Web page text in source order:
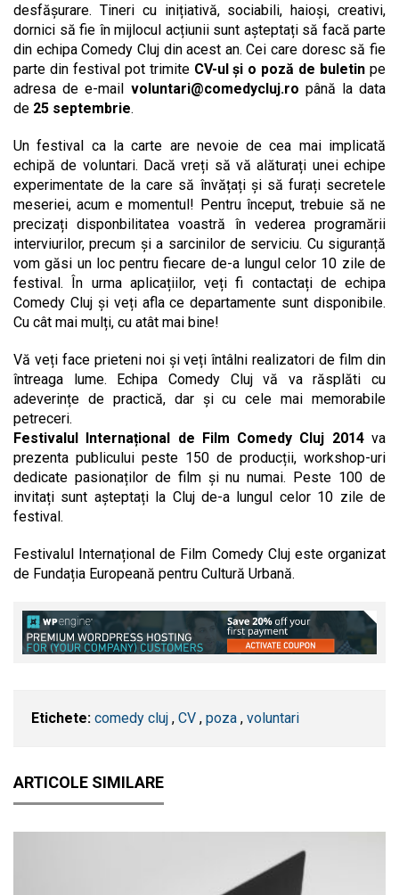
desfășurare. Tineri cu inițiativă, sociabili, haioși, creativi,
dornici să fie în mijlocul acțiunii sunt așteptați să facă parte
din echipa Comedy Cluj din acest an. Cei care doresc să fie
parte din festival pot trimite CV-ul și o poză de buletin pe
adresa de e-mail voluntari@comedycluj.ro până la data
de 25 septembrie.
Un festival ca la carte are nevoie de cea mai implicată
echipă de voluntari. Dacă vreți să vă alăturați unei echipe
experimentate de la care să învățați și să furați secretele
meseriei, acum e momentul! Pentru început, trebuie să ne
precizați disponbilitatea voastră în vederea programării
interviurilor, precum și a sarcinilor de serviciu. Cu siguranță
vom găsi un loc pentru fiecare de-a lungul celor 10 zile de
festival. În urma aplicațiilor, veți fi contactați de echipa
Comedy Cluj și veți afla ce departamente sunt disponibile.
Cu cât mai mulți, cu atât mai bine!
Vă veți face prieteni noi și veți întâlni realizatori de film din
întreaga lume. Echipa Comedy Cluj vă va răsplăti cu
adeverințe de practică, dar și cu cele mai memorabile
petreceri.
Festivalul Internațional de Film Comedy Cluj 2014va
prezenta publicului peste 150 de producții, workshop-uri
dedicate pasionaților de film și nu numai. Peste 100 de
invitați sunt așteptați la Cluj de-a lungul celor 10 zile de
festival.
Festivalul Internațional de Film Comedy Cluj este organizat
de Fundația Europeană pentru Cultură Urbană.
Etichete: comedy cluj , CV , poza , voluntari
ARTICOLE SIMILARE